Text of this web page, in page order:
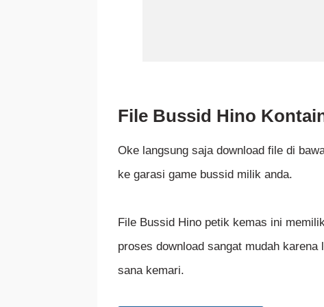
File Bussid Hino
Oke langsung saja download file di
ke garasi game bussid milik anda.
File Bussid Hino petik kemas ini
proses download sangat mudah
sana kemari.